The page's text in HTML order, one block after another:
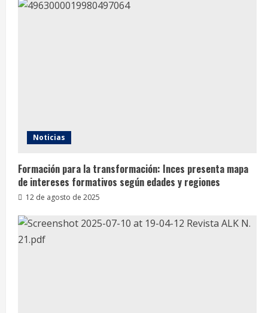
Noticias
Formación para la transformación: Inces presenta mapa
de intereses formativos según edades y regiones
12 de agosto de 2025